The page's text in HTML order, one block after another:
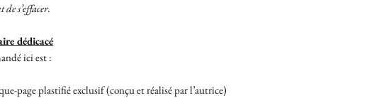
s’effacer.
dédicacé
ici est :
page plastifié exclusif (conçu et réalisé par l’autrice)